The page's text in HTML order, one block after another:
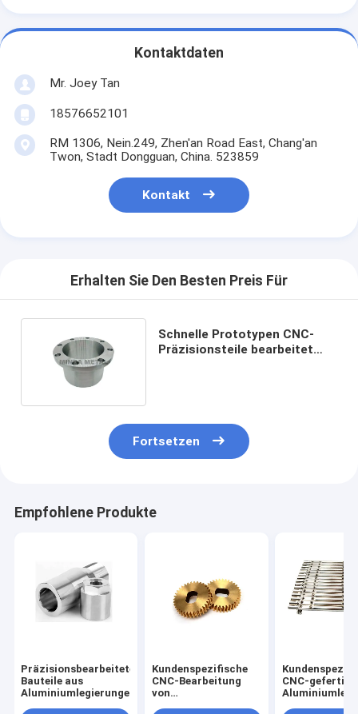
Kontaktdaten
Mr. Joey Tan
18576652101
RM 1306, Nein.249, Zhen'an Road East, Chang'an
Twon, Stadt Dongguan, China. 523859
Kontakt
Erhalten Sie Den Besten Preis Für
Schnelle Prototypen CNC-
Präzisionsteile bearbeitet
Fortsetzen
Empfohlene Produkte
Präzisionsbearbeitete
Bauteile aus
Aluminiumlegierungen
Kundenspezifische
CNC-Bearbeitung
von
CNC-